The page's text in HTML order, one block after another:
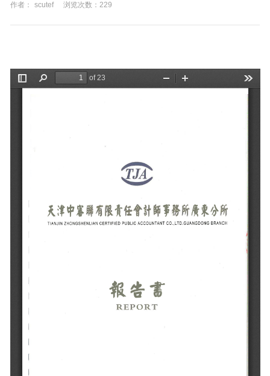
作者： scutef 浏览次数： 229